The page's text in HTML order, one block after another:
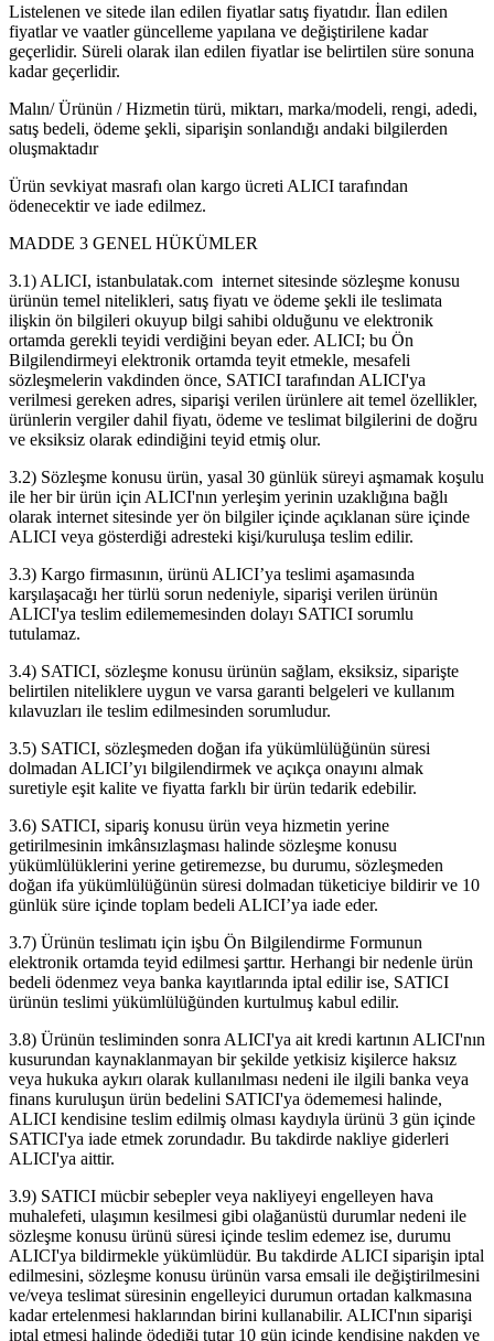
Listelenen ve sitede ilan edilen fiyatlar satış fiyatıdır. İlan edilen
fiyatlar ve vaatler güncelleme yapılana ve değiştirilene kadar
geçerlidir. Süreli olarak ilan edilen fiyatlar ise belirtilen süre sonuna
kadar geçerlidir.
Malın/ Ürünün / Hizmetin türü, miktarı, marka/modeli, rengi, adedi,
satış bedeli, ödeme şekli, siparişin sonlandığı andaki bilgilerden
oluşmaktadır
Ürün sevkiyat masrafı olan kargo ücreti ALICI tarafından
ödenecektir ve iade edilmez.
MADDE 3 GENEL HÜKÜMLER
3.1) ALICI, istanbulatak.com internet sitesinde sözleşme konusu
ürünün temel nitelikleri, satış fiyatı ve ödeme şekli ile teslimata
ilişkin ön bilgileri okuyup bilgi sahibi olduğunu ve elektronik
ortamda gerekli teyidi verdiğini beyan eder. ALICI; bu Ön
Bilgilendirmeyi elektronik ortamda teyit etmekle, mesafeli
sözleşmelerin vakdinden önce, SATICI tarafından ALICI'ya
verilmesi gereken adres, siparişi verilen ürünlere ait temel özellikler,
ürünlerin vergiler dahil fiyatı, ödeme ve teslimat bilgilerini de doğru
ve eksiksiz olarak edindiğini teyid etmiş olur.
3.2) Sözleşme konusu ürün, yasal 30 günlük süreyi aşmamak koşulu
ile her bir ürün için ALICI'nın yerleşim yerinin uzaklığına bağlı
olarak internet sitesinde yer ön bilgiler içinde açıklanan süre içinde
ALICI veya gösterdiği adresteki kişi/kuruluşa teslim edilir.
3.3) Kargo firmasının, ürünü ALICI’ya teslimi aşamasında
karşılaşacağı her türlü sorun nedeniyle, siparişi verilen ürünün
ALICI'ya teslim edilememesinden dolayı SATICI sorumlu
tutulamaz.
3.4) SATICI, sözleşme konusu ürünün sağlam, eksiksiz, siparişte
belirtilen niteliklere uygun ve varsa garanti belgeleri ve kullanım
kılavuzları ile teslim edilmesinden sorumludur.
3.5) SATICI, sözleşmeden doğan ifa yükümlülüğünün süresi
dolmadan ALICI’yı bilgilendirmek ve açıkça onayını almak
suretiyle eşit kalite ve fiyatta farklı bir ürün tedarik edebilir.
3.6) SATICI, sipariş konusu ürün veya hizmetin yerine
getirilmesinin imkânsızlaşması halinde sözleşme konusu
yükümlülüklerini yerine getiremezse, bu durumu, sözleşmeden
doğan ifa yükümlülüğünün süresi dolmadan tüketiciye bildirir ve 10
günlük süre içinde toplam bedeli ALICI’ya iade eder.
3.7) Ürünün teslimatı için işbu Ön Bilgilendirme Formunun
elektronik ortamda teyid edilmesi şarttır. Herhangi bir nedenle ürün
bedeli ödenmez veya banka kayıtlarında iptal edilir ise, SATICI
ürünün teslimi yükümlülüğünden kurtulmuş kabul edilir.
3.8) Ürünün tesliminden sonra ALICI'ya ait kredi kartının ALICI'nın
kusurundan kaynaklanmayan bir şekilde yetkisiz kişilerce haksız
veya hukuka aykırı olarak kullanılması nedeni ile ilgili banka veya
finans kuruluşun ürün bedelini SATICI'ya ödememesi halinde,
ALICI kendisine teslim edilmiş olması kaydıyla ürünü 3 gün içinde
SATICI'ya iade etmek zorundadır. Bu takdirde nakliye giderleri
ALICI'ya aittir.
3.9) SATICI mücbir sebepler veya nakliyeyi engelleyen hava
muhalefeti, ulaşımın kesilmesi gibi olağanüstü durumlar nedeni ile
sözleşme konusu ürünü süresi içinde teslim edemez ise, durumu
ALICI'ya bildirmekle yükümlüdür. Bu takdirde ALICI siparişin iptal
edilmesini, sözleşme konusu ürünün varsa emsali ile değiştirilmesini
ve/veya teslimat süresinin engelleyici durumun ortadan kalkmasına
kadar ertelenmesi haklarından birini kullanabilir. ALICI'nın siparişi
iptal etmesi halinde ödediği tutar 10 gün içinde kendisine nakden ve